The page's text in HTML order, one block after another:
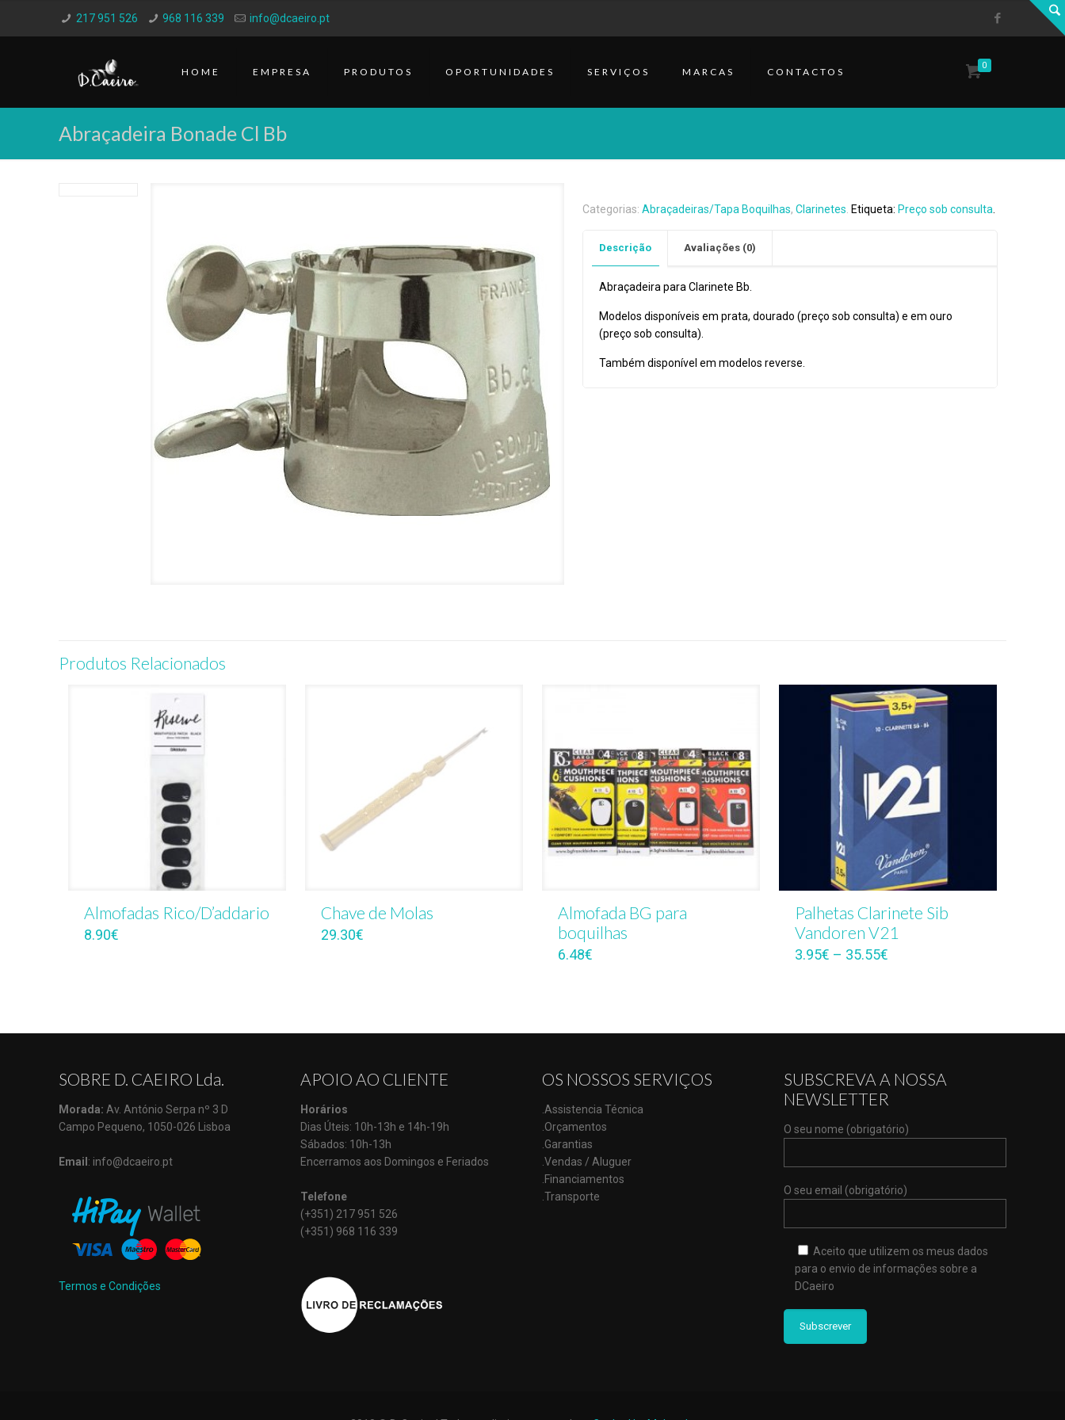
217 951 526 968 116 339 info@dcaeiro.pt
HOME EMPRESA PRODUTOS OPORTUNIDADES SERVIÇOS MARCAS CONTACTOS
0
Abraçadeira Bonade Cl Bb
Categorias:Abraçadeiras/Tapa Boquilhas,Clarinetes Etiqueta: Preço sob consulta
Descrição Avaliações (0)
Abraçadeira para Clarinete Bb.
Modelos disponíveis em prata, dourado (preço sob consulta) e em ouro
(preço sob consulta).
Também disponível em modelos reverse.
Produtos Relacionados
Almofadas Rico/D’addario
8.90€
Chave de Molas
29.30€
Almofada BG para
boquilhas
6.48€
Palhetas Clarinete Sib
Vandoren V21
3.95€ – 35.55€
SOBRE D. CAEIRO Lda.
Morada: Av. António Serpa nº 3 D
Campo Pequeno, 1050-026 Lisboa
Email : info@dcaeiro.pt
Termos e Condições
APOIO AO CLIENTE
Horários
Dias Úteis: 10h-13h e 14h-19h
Sábados: 10h-13h
Encerramos aos Domingos e Feriados
Telefone
(+351) 217 951 526
(+351) 968 116 339
OS NOSSOS SERVIÇOS
.Assistencia Técnica
.Orçamentos
.Garantias
.Vendas / Aluguer
.Financiamentos
.Transporte
SUBSCREVA A NOSSA
NEWSLETTER
O seu nome (obrigatório)
O seu email (obrigatório)
Aceito que utilizem os meus dados
para o envio de informações sobre a
DCaeiro